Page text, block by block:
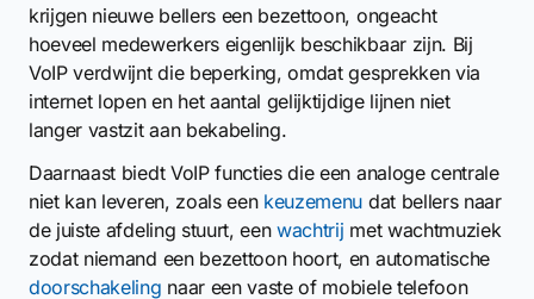
krijgen nieuwe bellers een bezettoon, ongeacht
hoeveel medewerkers eigenlijk beschikbaar zijn. Bij
VoIP verdwijnt die beperking, omdat gesprekken via
internet lopen en het aantal gelijktijdige lijnen niet
langer vastzit aan bekabeling.
Daarnaast biedt VoIP functies die een analoge centrale
niet kan leveren, zoals een keuzemenu dat bellers naar
de juiste afdeling stuurt, eenwachtrij met wachtmuziek
zodat niemand een bezettoon hoort, en automatische
doorschakeling naar een vaste of mobiele telefoon